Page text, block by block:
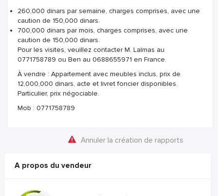
260,000 dinars par semaine, charges comprises, avec une
caution de 150,000 dinars.
700,000 dinars par mois, charges comprises, avec une
caution de 150,000 dinars.
Pour les visites, veuillez contacter M. Lalmas au
0771758789 ou Ben au 0688655971 en France.
À vendre : Appartement avec meubles inclus, prix de
12,000,000 dinars, acte et livret foncier disponibles.
Particulier, prix négociable.
Mob : 0771758789
Annuler la création de rapports
A propos du vendeur